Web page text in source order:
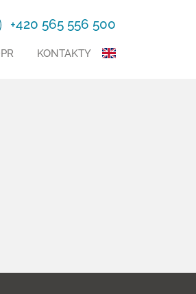
+420 565 556 500
KONTAKTY